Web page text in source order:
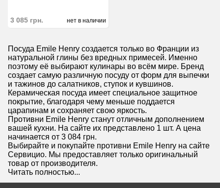
3 085 грн. нет в наличии
Посуда Emile Henry создается только во Франции из
натуральной глины без вредных примесей. Именно
поэтому её выбирают кулинары во всём мире. Бренд
создает самую различную посуду от форм для выпечки
и тажинов до салатников, ступок и кувшинов.
Керамическая посуда имеет специальное защитное
покрытие, благодаря чему меньше поддается
царапинам и сохраняет свою яркость.
Противни Emile Henry станут отличным дополнением
вашей кухни. На сайте их представлено 1 шт. А цена
начинается от 3 084 грн.
Выбирайте и покупайте противни Emile Henry на сайте
Сервицио. Мы предоставляет только оригинальный
товар от производителя.
Читать полностью...